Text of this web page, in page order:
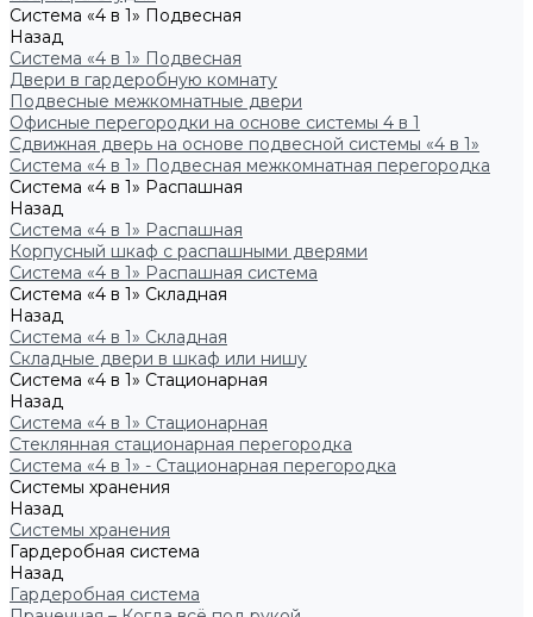
Система «4 в 1» Подвесная
Назад
Система «4 в 1» Подвесная
Двери в гардеробную комнату
Подвесные межкомнатные двери
Офисные перегородки на основе системы 4 в 1
Сдвижная дверь на основе подвесной системы «4 в 1»
Система «4 в 1» Подвесная межкомнатная перегородка
Система «4 в 1» Распашная
Назад
Система «4 в 1» Распашная
Корпусный шкаф с распашными дверями
Система «4 в 1» Распашная система
Система «4 в 1» Складная
Назад
Система «4 в 1» Складная
Складные двери в шкаф или нишу
Система «4 в 1» Стационарная
Назад
Система «4 в 1» Стационарная
Стеклянная стационарная перегородка
Система «4 в 1» - Стационарная перегородка
Системы хранения
Назад
Системы хранения
Гардеробная система
Назад
Гардеробная система